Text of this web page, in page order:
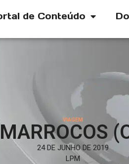
de Conteúdo
VIAGEM
24 DE JUNHO DE 2019
LPM